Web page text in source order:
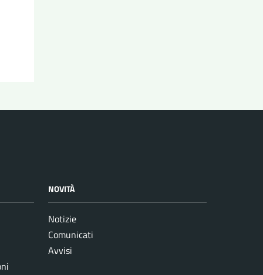
NOVITÀ
Notizie
Comunicati
Avvisi